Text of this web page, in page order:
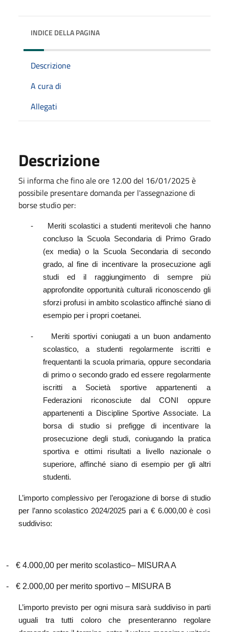
INDICE DELLA PAGINA
Descrizione
A cura di
Allegati
Descrizione
Si informa che fino ale ore 12.00 del 16/01/2025 è
possibile presentare domanda per l'assegnazione di
borse studio per:
-
Meriti scolastici a studenti meritevoli che hanno
concluso la Scuola Secondaria di Primo Grado
(ex media) o la Scuola Secondaria di secondo
grado, al fine di incentivare la prosecuzione agli
studi ed il raggiungimento di sempre più
approfondite opportunità culturali riconoscendo gli
sforzi profusi in ambito scolastico affinché siano di
esempio per i propri coetanei.
-
Meriti sportivi coniugati a un buon andamento
scolastico, a studenti regolarmente iscritti e
frequentanti la scuola primaria, oppure secondaria
di primo o secondo grado ed essere regolarmente
iscritti a Società sportive appartenenti a
Federazioni riconosciute dal CONI oppure
appartenenti a Discipline Sportive Associate. La
borsa di studio si prefigge di incentivare la
prosecuzione degli studi, coniugando la pratica
sportiva e ottimi risultati a livello nazionale o
superiore, affinché siano di esempio per gli altri
studenti.
L’importo complessivo per l’erogazione di borse di studio
per l’anno scolastico 2024/2025 pari a € 6.000,00 è così
suddiviso:
- € 4.000,00 per merito scolastico– MISURA A
- € 2.000,00 per merito sportivo – MISURA B
L’importo previsto per ogni misura sarà suddiviso in parti
uguali tra tutti coloro che presenteranno regolare